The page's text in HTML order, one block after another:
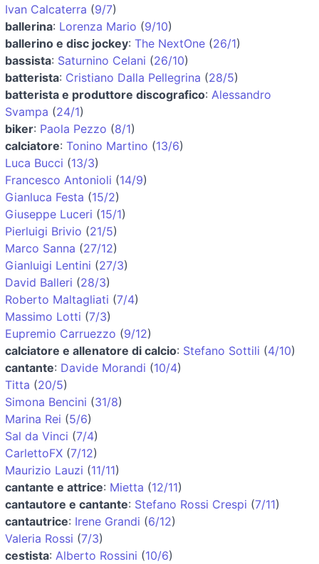
Ivan Calcaterra (9/7)
ballerina: Lorenza Mario (9/10)
ballerino e disc jockey: The NextOne (26/1)
bassista: Saturnino Celani (26/10)
batterista: Cristiano Dalla Pellegrina (28/5)
batterista e produttore discografico: Alessandro
Svampa (24/1)
biker: Paola Pezzo (8/1)
calciatore: Tonino Martino (13/6)
Luca Bucci (13/3)
Francesco Antonioli (14/9)
Gianluca Festa (15/2)
Giuseppe Luceri (15/1)
Pierluigi Brivio (21/5)
Marco Sanna (27/12)
Gianluigi Lentini (27/3)
David Balleri (28/3)
Roberto Maltagliati (7/4)
Massimo Lotti (7/3)
Eupremio Carruezzo (9/12)
calciatore e allenatore di calcio: Stefano Sottili (4/10)
cantante: Davide Morandi (10/4)
Titta (20/5)
Simona Bencini (31/8)
Marina Rei (5/6)
Sal da Vinci (7/4)
CarlettoFX (7/12)
Maurizio Lauzi (11/11)
cantante e attrice: Mietta (12/11)
cantautore e cantante: Stefano Rossi Crespi (7/11)
cantautrice: Irene Grandi (6/12)
Valeria Rossi (7/3)
cestista: Alberto Rossini (10/6)